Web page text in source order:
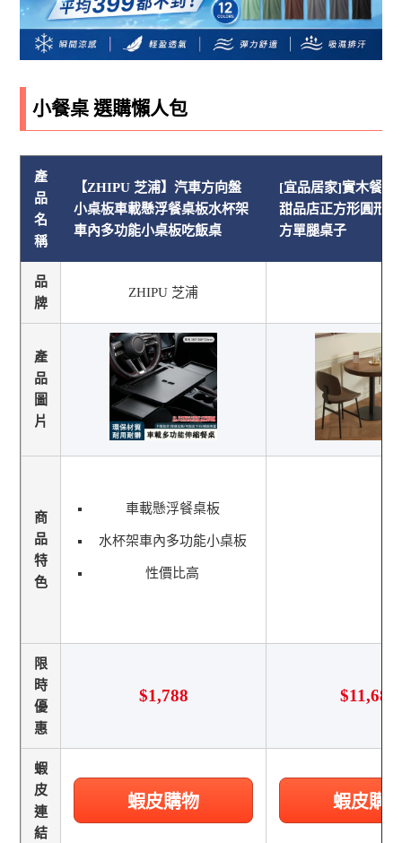
小餐桌 選購懶人包
產
品
名
稱
【ZHIPU 芝浦】汽車方向盤
小桌板車載懸浮餐桌板水杯架
車內多功能小桌板吃飯桌
[宜品居家]實木餐桌
甜品店正方形圓形
方單腿桌子
品
牌
ZHIPU 芝浦
產
品
圖
片
商
品
特
色
車載懸浮餐桌板
水杯架車內多功能小桌板
性價比高
限
時
優
惠
$1,788 $11,688
蝦
皮
連
結
蝦皮購物 蝦皮購